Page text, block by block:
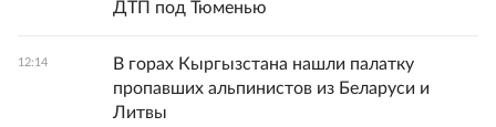
ДТП под Тюменью
12:14
В горах Кыргызстана нашли палатку
пропавших альпинистов из Беларуси и
Литвы